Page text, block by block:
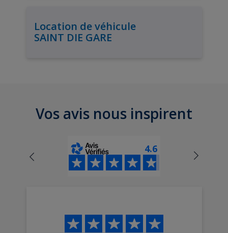
Location de véhicule
SAINT DIE GARE
Vos avis nous inspirent
4.6